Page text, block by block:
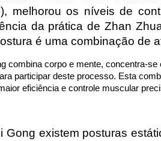
melhorou os níveis de
da prática de Zhan
é uma combinação de
combina corpo e mente, concentra-
participar deste processo. Esta
eficiência e controle muscular
Gong existem posturas